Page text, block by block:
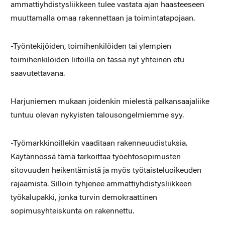
ammattiyhdistysliikkeen tulee vastata ajan haasteeseen
muuttamalla omaa rakennettaan ja toimintatapojaan.
-Työntekijöiden, toimihenkilöiden tai ylempien
toimihenkilöiden liitoilla on tässä nyt yhteinen etu
saavutettavana.
Harjuniemen mukaan joidenkin mielestä palkansaajaliike
tuntuu olevan nykyisten talousongelmiemme syy.
-Työmarkkinoillekin vaaditaan rakenneuudistuksia.
Käytännössä tämä tarkoittaa työehtosopimusten
sitovuuden heikentämistä ja myös työtaisteluoikeuden
rajaamista. Silloin tyhjenee ammattiyhdistysliikkeen
työkalupakki, jonka turvin demokraattinen
sopimusyhteiskunta on rakennettu.